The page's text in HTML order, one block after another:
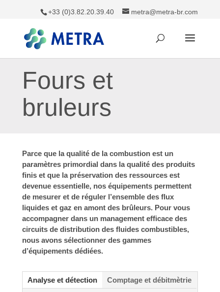
+33 (0)3.82.20.39.40 metra@metra-br.com
Fours et
bruleurs
Parce que la qualité de la combustion est un
paramètres primordial dans la qualité des produits
finis et que la préservation des ressources est
devenue essentielle, nos équipements permettent
de mesurer et de réguler l’ensemble des flux
liquides et gaz en amont des brûleurs. Pour vous
accompagner dans un management efficace des
circuits de distribution des fluides combustibles,
nous avons sélectionner des gammes
d’équipements dédiées.
Analyse et détection
Comptage et débitmètrie